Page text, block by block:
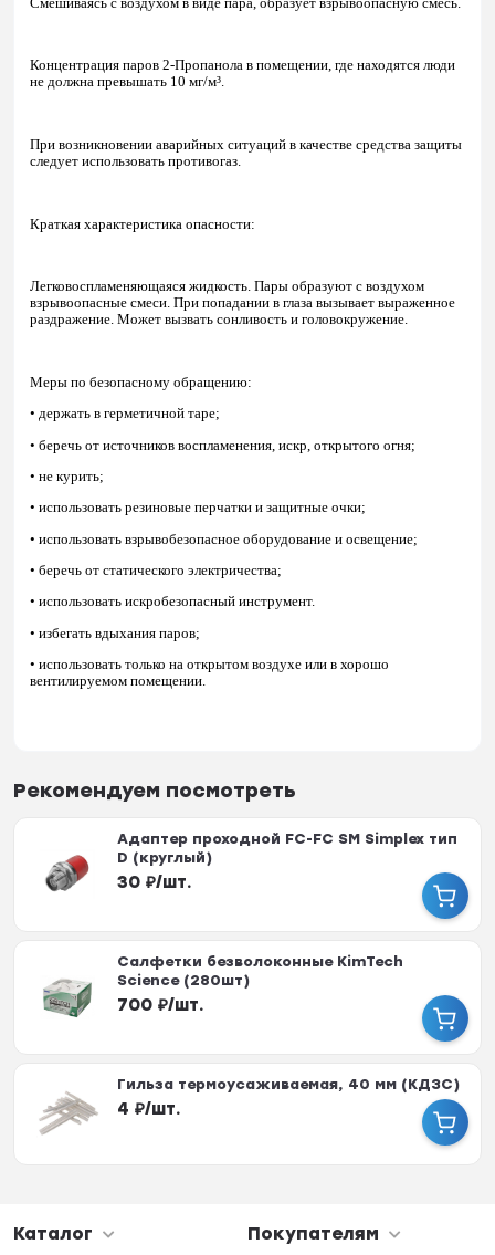
Концентрация паров 2-Пропанола в помещении, где находятся люди
не должна превышать 10 мг/м³.
При возникновении аварийных ситуаций в качестве средства защиты
следует использовать противогаз.
Краткая характеристика опасности:
Легковоспламеняющаяся жидкость. Пары образуют с воздухом
взрывоопасные смеси. При попадании в глаза вызывает выраженное
раздражение. Может вызвать сонливость и головокружение.
Меры по безопасному обращению:
• держать в герметичной таре;
• беречь от источников воспламенения, искр, открытого огня;
• не курить;
• использовать резиновые перчатки и защитные очки;
• использовать взрывобезопасное оборудование и освещение;
• беречь от статического электричества;
• использовать искробезопасный инструмент.
• избегать вдыхания паров;
• использовать только на открытом воздухе или в хорошо
вентилируемом помещении.
Рекомендуем посмотреть
Адаптер проходной FC-FC SM Simplex тип
D (круглый)
30 ₽/шт.
Салфетки безволоконные KimTech
Science (280шт)
700 ₽/шт.
Гильза термоусаживаемая, 40 мм (КДЗС)
4 ₽/шт.
Каталог Покупателям